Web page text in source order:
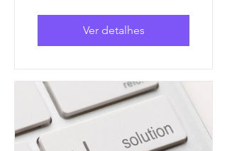
Ver detalhes